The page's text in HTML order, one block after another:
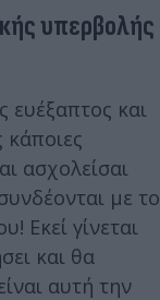
υπερβολής
και
κάποιες
ασχολείσαι
με το
Εκεί γίνεται
και θα
αυτή την